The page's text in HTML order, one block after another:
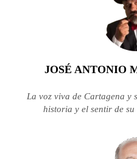
JOSÉ ANTONIO
La voz viva de Cartagena y
historia y el sentir de